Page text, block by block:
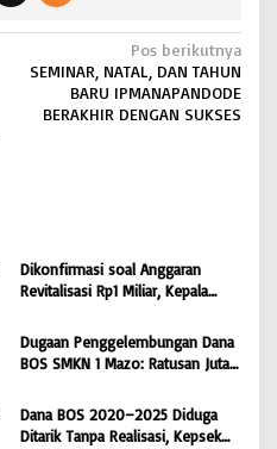
Pos berikutnya
SEMINAR, NATAL, DAN TAHUN
BARU IPMANAPANDODE
BERAKHIR DENGAN SUKSES
Dikonfirmasi soal Anggaran
Revitalisasi Rp1 Miliar, Kepala
Hiliuso Bungkam
Dugaan Penggelembungan Dana
BOS SMKN 1 Mazo: Ratusan Juta
Dana BOS 2020–2025 Diduga
Ditarik Tanpa Realisasi, Kepsek